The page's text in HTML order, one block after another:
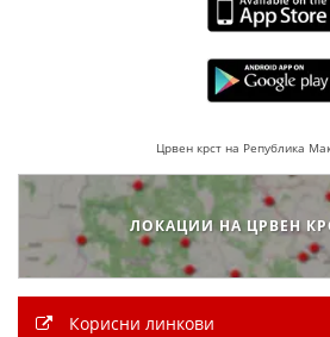
ПРИРАЧНИЦИ
СТРАТЕГИИ
Црвен крст на Република
ЛОКАЦИИ НА ЦРВЕН
Корисни линкови